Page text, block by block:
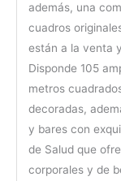
además, una
cuadros
están a la venta
Disponde 105
metros
decoradas,
y bares con
de Salud que
corporales y de